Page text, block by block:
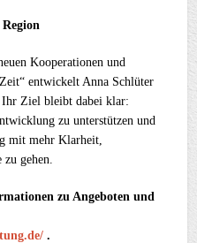
Kooperationen und
entwickelt Anna Schlüter
Ziel bleibt dabei klar:
zu unterstützen und
mit mehr Klarheit,
gehen.
zu Angeboten und
.